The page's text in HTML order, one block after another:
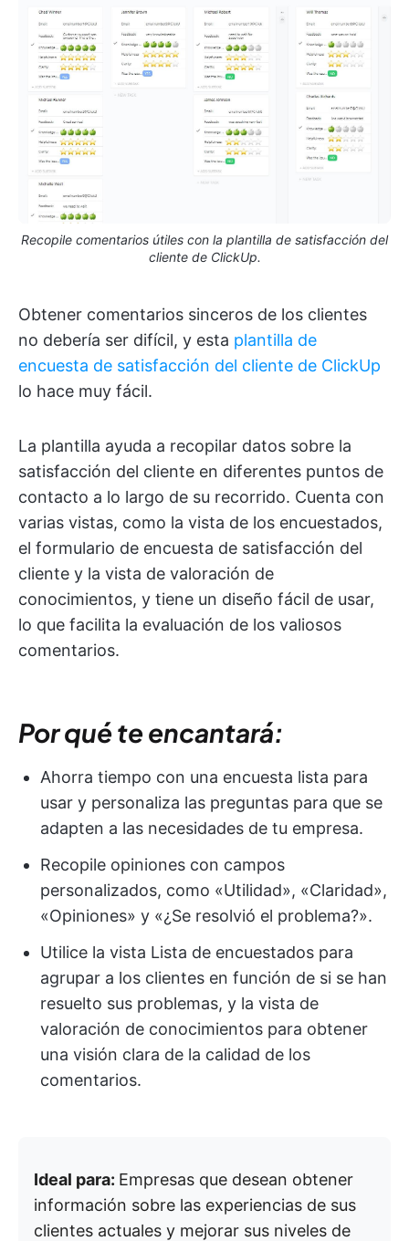
Recopile comentarios útiles con la plantilla de satisfacción del
cliente de ClickUp.
Obtener comentarios sinceros de los clientes
no debería ser difícil, y esta plantilla de
encuesta de satisfacción del cliente de ClickUp
lo hace muy fácil.
La plantilla ayuda a recopilar datos sobre la
satisfacción del cliente en diferentes puntos de
contacto a lo largo de su recorrido. Cuenta con
varias vistas, como la vista de los encuestados,
el formulario de encuesta de satisfacción del
cliente y la vista de valoración de
conocimientos, y tiene un diseño fácil de usar,
lo que facilita la evaluación de los valiosos
comentarios.
Por qué te encantará:
Ahorra tiempo con una encuesta lista para
usar y personaliza las preguntas para que se
adapten a las necesidades de tu empresa.
Recopile opiniones con campos
personalizados, como «Utilidad», «Claridad»,
«Opiniones» y «¿Se resolvió el problema?».
Utilice la vista Lista de encuestados para
agrupar a los clientes en función de si se han
resuelto sus problemas, y la vista de
valoración de conocimientos para obtener
una visión clara de la calidad de los
comentarios.
Ideal para: Empresas que desean obtener
información sobre las experiencias de sus
clientes actuales y mejorar sus niveles de